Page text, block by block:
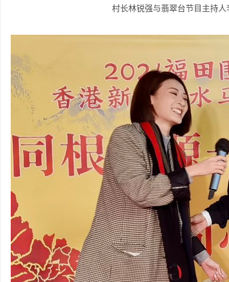
村长林锐强与翡翠台节目主持